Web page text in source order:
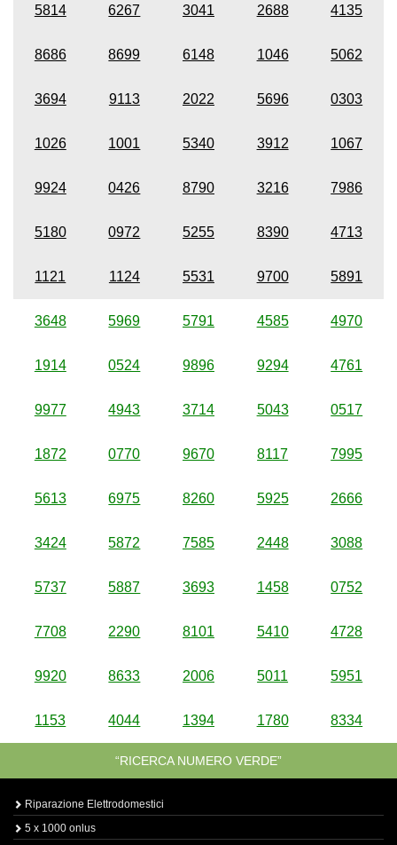
5814 6267 3041 2688 4135
8686 8699 6148 1046 5062
3694 9113 2022 5696 0303
1026 1001 5340 3912 1067
9924 0426 8790 3216 7986
5180 0972 5255 8390 4713
1121 1124 5531 9700 5891
3648 5969 5791 4585 4970
1914 0524 9896 9294 4761
9977 4943 3714 5043 0517
1872 0770 9670 8117 7995
5613 6975 8260 5925 2666
3424 5872 7585 2448 3088
5737 5887 3693 1458 0752
7708 2290 8101 5410 4728
9920 8633 2006 5011 5951
1153 4044 1394 1780 8334
“RICERCA NUMERO VERDE”
Riparazione Elettrodomestici
5 x 1000 onlus